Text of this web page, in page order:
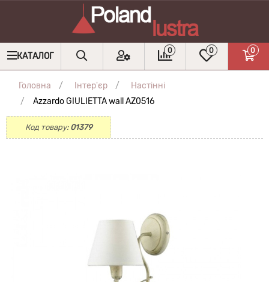
КАТАЛОГ
0 0 0
Головна Інтер'єр
Настінні
Azzardo GIULIETTA wall AZ0516
Код товару: 01379